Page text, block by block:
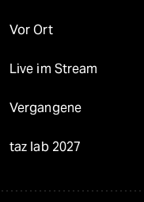
Vor Ort
Live im Stream
Vergangene
taz lab 2027